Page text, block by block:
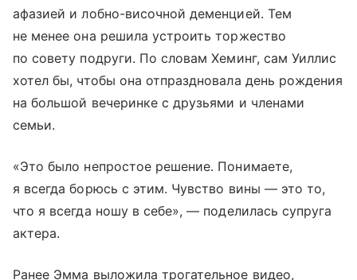
афазией и лобно-височной деменцией. Тем
не менее она решила устроить торжество
по совету подруги. По словам Хеминг, сам Уиллис
хотел бы, чтобы она отпраздновала день рождения
на большой вечеринке с друзьями и членами
семьи.
«Это было непростое решение. Понимаете,
я всегда борюсь с этим. Чувство вины — это то,
что я всегда ношу в себе», — поделилась супруга
актера.
Ранее Эмма выложила трогательное видео,